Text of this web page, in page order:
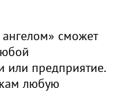
сможет
или предприятие.
любую